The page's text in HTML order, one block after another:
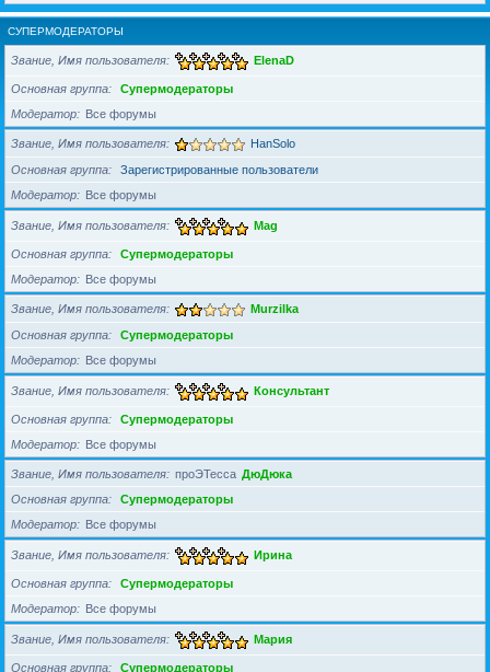
СУПЕРМОДЕРАТОРЫ
Звание, Имя пользователя ElenaD
Основная группа
Супермодераторы
Модератор
Все форумы
Звание, Имя пользователя HanSolo
Основная группа
Зарегистрированные пользователи
Модератор
Все форумы
Звание, Имя пользователя Mag
Основная группа
Супермодераторы
Модератор
Все форумы
Звание, Имя пользователя Murzilka
Основная группа
Супермодераторы
Модератор
Все форумы
Звание, Имя пользователя Консультант
Основная группа
Супермодераторы
Модератор
Все форумы
Звание, Имя пользователя проЭТесса ДюДюка
Основная группа
Супермодераторы
Модератор
Все форумы
Звание, Имя пользователя Ирина
Основная группа
Супермодераторы
Модератор
Все форумы
Звание, Имя пользователя Мария
Основная группа Супермодераторы